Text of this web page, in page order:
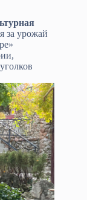
за урожай